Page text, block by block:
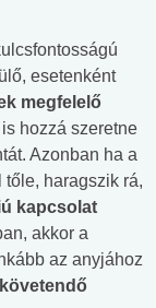
esetenként
megfelelő
hozzá szeretne
Azonban ha a
haragszik rá,
kapcsolat
akkor a
az anyjához